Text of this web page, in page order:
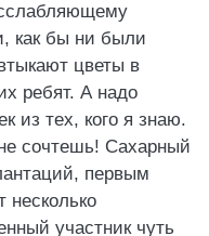
как бы ни были
цветы в
ребят. А надо
из тех, кого я знаю.
сочтешь! Сахарный
первым
несколько
участник чуть